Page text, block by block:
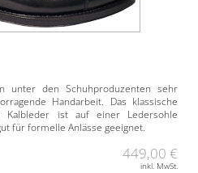
den Schuhproduzenten sehr
Handarbeit. Das klassische
Kalbleder ist auf einer Ledersohle
für formelle Anlässe geeignet.
449,00 €
inkl. MwSt.